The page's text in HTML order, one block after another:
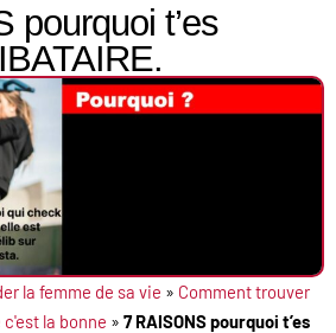
pourquoi t’es
la femme de sa vie » Comment trouver
la bonne » 7 RAISONS pourquoi t’es